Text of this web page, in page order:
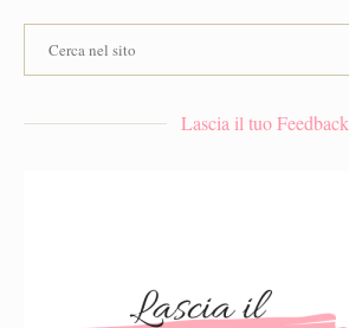
Lascia il tuo Feedback